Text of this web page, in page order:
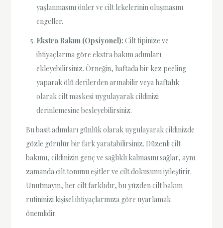
yaşlanmasını önler ve cilt lekelerinin oluşmasını
engeller.
Ekstra Bakım (Opsiyonel): Cilt tipinize ve
ihtiyaçlarına göre ekstra bakım adımları
ekleyebilirsiniz. Örneğin, haftada bir kez peeling
yaparak ölü derilerden arınabilir veya haftalık
olarak cilt maskesi uygulayarak cildinizi
derinlemesine besleyebilirsiniz.
Bu basit adımları günlük olarak uygulayarak cildinizde
gözle görülür bir fark yaratabilirsiniz. Düzenli cilt
bakımı, cildinizin genç ve sağlıklı kalmasını sağlar, aynı
zamanda cilt tonunu eşitler ve cilt dokusunu iyileştirir.
Unutmayın, her cilt farklıdır, bu yüzden cilt bakım
rutininizi kişisel ihtiyaçlarınıza göre uyarlamak
önemlidir.